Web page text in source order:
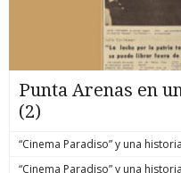
Punta Arenas en
(2)
“Cinema Paradiso” y una
“Cinema Paradiso” y una